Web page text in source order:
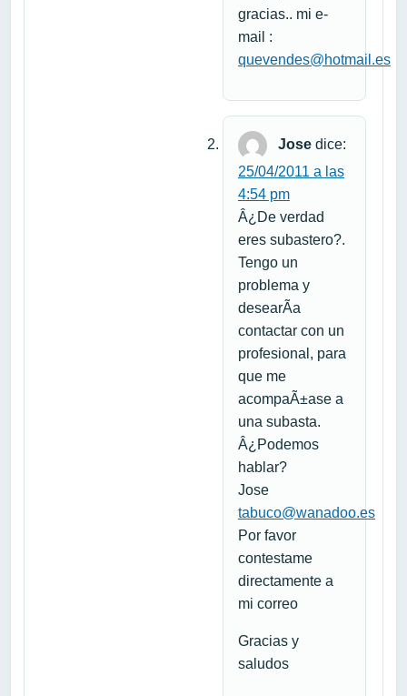
gracias.. mi e-
mail :
quevendes@hotmail.es
Jose dice:
25/04/2011 a las
4:54 pm
Â¿De verdad
eres subastero?.
Tengo un
problema y
desearÃ­a
contactar con un
profesional, para
que me
acompaÃ±ase a
una subasta.
Â¿Podemos
hablar?
Jose
tabuco@wanadoo.es
Por favor
contestame
directamente a
mi correo
Gracias y
saludos